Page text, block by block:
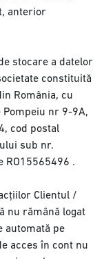
anterior
stocare a datelor
constituită
România, cu
nr 9-9A,
cod postal
sub nr.
.
Clientul /
nu rămână logat
automată pe
acces în cont nu